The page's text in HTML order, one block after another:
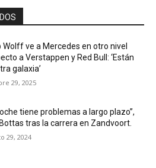
Wolff ve a Mercedes en otro nivel
a Verstappen y Red Bull: ‘Están
galaxia’
29, 2025
tiene problemas a largo plazo”,
tras la carrera en Zandvoort.
29, 2024